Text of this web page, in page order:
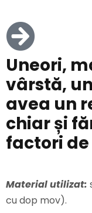
Uneori,
vârstă,
avea un
chiar și
factori de
Material utilizat:
cu dop mov).